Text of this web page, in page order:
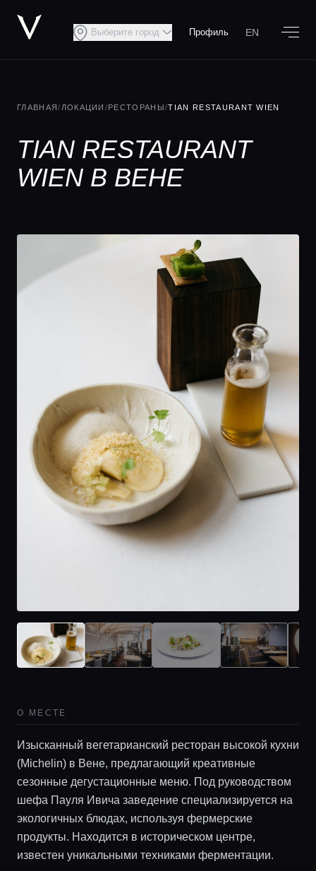
Главная
Выберите город Профиль EN
ГЛАВНАЯ/ ЛОКАЦИИ /РЕСТОРАНЫ/TIAN RESTAURANT WIEN
TIAN RESTAURANT
WIEN В ВЕНЕ
О МЕСТЕ
Изысканный вегетарианский ресторан высокой кухни
(Michelin) в Вене, предлагающий креативные
сезонные дегустационные меню. Под руководством
шефа Пауля Ивича заведение специализируется на
экологичных блюдах, используя фермерские
продукты. Находится в историческом центре,
известен уникальными техниками ферментации.